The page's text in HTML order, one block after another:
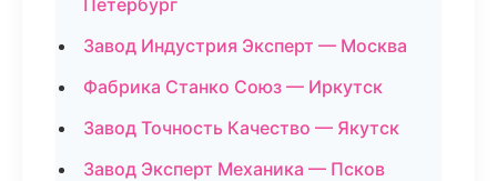
Петербург
Завод Индустрия Эксперт — Москва
Фабрика Станко Союз — Иркутск
Завод Точность Качество — Якутск
Завод Эксперт Механика — Псков